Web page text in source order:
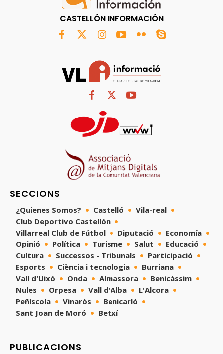
CASTELLÓN INFORMACIÓN
SECCIONS
¿Quienes Somos? Castelló
Vila-real
Club Deportivo Castellón
Villarreal Club de Fútbol
Diputació
Economía
Opinió
Política Turisme Salut
Educació
Cultura
Successos - Tribunals
Participació
Esports
Ciència i tecnologia
Burriana
Vall d'Uixó
Onda Almassora
Benicàssim
Nules
Orpesa Vall d'Alba
L'Alcora
Peñíscola
Vinaròs
Benicarló
Sant Joan de Moró
Betxí
PUBLICACIONS